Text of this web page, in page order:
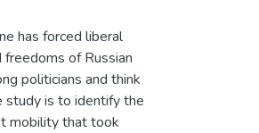
has forced liberal
of Russian
politicians and think
study is to identify the
mobility that took